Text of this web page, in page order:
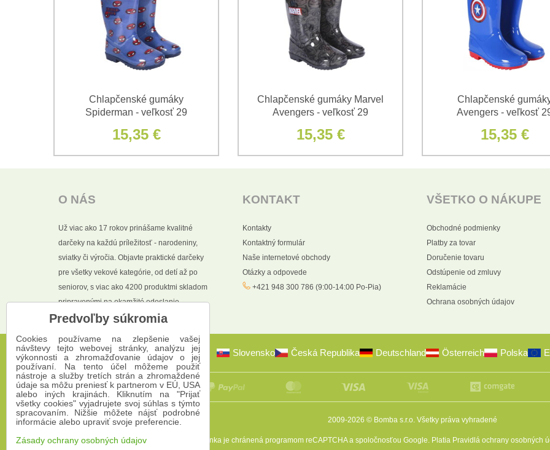
Chlapčenské gumáky
Spiderman - veľkosť 29
15,35 €
Chlapčenské gumáky Marvel
Avengers - veľkosť 29
15,35 €
Chlapčenské
Avengers - veľkosť
15,35 €
O NÁS
Už viac ako 17 rokov prinášame kvalitné
darčeky na každú príležitosť - narodeniny,
sviatky či výročia. Objavte praktické darčeky
pre všetky vekové kategórie, od detí až po
seniorov, s viac ako 4200 produktmi skladom
pripravenými na okamžité odoslanie.
KONTAKT
Kontakty
Kontaktný formulár
Naše internetové obchody
Otázky a odpovede
+421 948 300 786 (9:00-14:00 Po-Pia)
VŠETKO O NÁKUPE
Obchodné podmienky
Platby za tovar
Doručenie tovaru
Odstúpenie od zmluvy
Reklamácie
Ochrana osobných údajov
Slovensko Česká Republika Deutschland Österreich Polska
2009-2026 © Bomba s.r.o. Všetky práva vyhradené
Táto stránka je chránená programom reCAPTCHA a spoločnosťou Google. Platia Pravidlá ochrany osobných
Predvoľby súkromia
Cookies používame na zlepšenie vašej
návštevy tejto webovej stránky, analýzu jej
výkonnosti a zhromažďovanie údajov o jej
používaní. Na tento účel môžeme použiť
nástroje a služby tretích strán a zhromaždené
údaje sa môžu preniesť k partnerom v EÚ, USA
alebo iných krajinách. Kliknutím na "Prijať
všetky cookies" vyjadrujete svoj súhlas s týmto
spracovaním. Nižšie môžete nájsť podrobné
informácie alebo upraviť svoje preferencie.
Zásady ochrany osobných údajov